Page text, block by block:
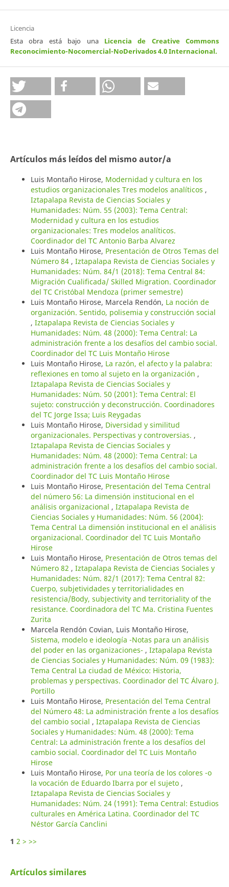
Licencia
Esta obra está bajo una Licencia de Creative Commons
Reconocimiento-Nocomercial-NoDerivados 4.0 Internacional.
Artículos más leídos del mismo autor/a
Luis Montaño Hirose, Modernidad y cultura en los
estudios organizacionales Tres modelos analíticos ,
Iztapalapa Revista de Ciencias Sociales y
Humanidades: Núm. 55 (2003): Tema Central:
Modernidad y cultura en los estudios
organizacionales: Tres modelos analíticos.
Coordinador del TC Antonio Barba Alvarez
Luis Montaño Hirose, Presentación de Otros Temas del
Número 84 , Iztapalapa Revista de Ciencias Sociales y
Humanidades: Núm. 84/1 (2018): Tema Central 84:
Migración Cualificada/ Skilled Migration. Coordinador
del TC Cristóbal Mendoza (primer semestre)
Luis Montaño Hirose, Marcela Rendón, La noción de
organización. Sentido, polisemia y construcción social
, Iztapalapa Revista de Ciencias Sociales y
Humanidades: Núm. 48 (2000): Tema Central: La
administración frente a los desafíos del cambio social.
Coordinador del TC Luis Montaño Hirose
Luis Montaño Hirose, La razón, el afecto y la palabra:
reflexiones en tomo al sujeto en la organización ,
Iztapalapa Revista de Ciencias Sociales y
Humanidades: Núm. 50 (2001): Tema Central: El
sujeto: construcción y deconstrucción. Coordinadores
del TC Jorge Issa; Luis Reygadas
Luis Montaño Hirose, Diversidad y similitud
organizacionales. Perspectivas y controversias. ,
Iztapalapa Revista de Ciencias Sociales y
Humanidades: Núm. 48 (2000): Tema Central: La
administración frente a los desafíos del cambio social.
Coordinador del TC Luis Montaño Hirose
Luis Montaño Hirose, Presentación del Tema Central
del número 56: La dimensión institucional en el
análisis organizacional , Iztapalapa Revista de
Ciencias Sociales y Humanidades: Núm. 56 (2004):
Tema Central La dimensión institucional en el análisis
organizacional. Coordinador del TC Luis Montaño
Hirose
Luis Montaño Hirose, Presentación de Otros temas del
Número 82 , Iztapalapa Revista de Ciencias Sociales y
Humanidades: Núm. 82/1 (2017): Tema Central 82:
Cuerpo, subjetividades y territorialidades en
resistencia/Body, subjectivity and territoriality of the
resistance. Coordinadora del TC Ma. Cristina Fuentes
Zurita
Marcela Rendón Covian, Luis Montaño Hirose,
Sistema, modelo e ideología -Notas para un análisis
del poder en las organizaciones- , Iztapalapa Revista
de Ciencias Sociales y Humanidades: Núm. 09 (1983):
Tema Central La ciudad de México: Historia,
problemas y perspectivas. Coordinador del TC Álvaro J.
Portillo
Luis Montaño Hirose, Presentación del Tema Central
del Número 48: La administración frente a los desafíos
del cambio social , Iztapalapa Revista de Ciencias
Sociales y Humanidades: Núm. 48 (2000): Tema
Central: La administración frente a los desafíos del
cambio social. Coordinador del TC Luis Montaño
Hirose
Luis Montaño Hirose, Por una teoría de los colores -o
la vocación de Eduardo Ibarra por el sujeto ,
Iztapalapa Revista de Ciencias Sociales y
Humanidades: Núm. 24 (1991): Tema Central: Estudios
culturales en América Latina. Coordinador del TC
Néstor García Canclini
1 2 > >>
Artículos similares